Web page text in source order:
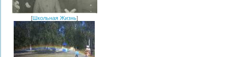
[Школьная Жизнь]